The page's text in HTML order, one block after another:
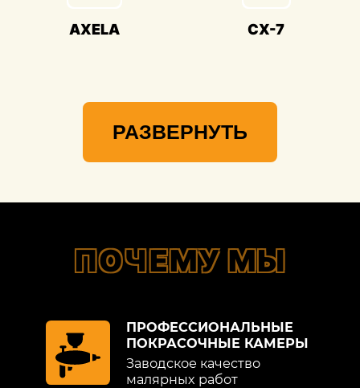
AXELA CX-7
РАЗВЕРНУТЬ
ПОЧЕМУ МЫ
ПРОФЕССИОНАЛЬНЫЕ
ПОКРАСОЧНЫЕ КАМЕРЫ
Заводское качество
малярных работ